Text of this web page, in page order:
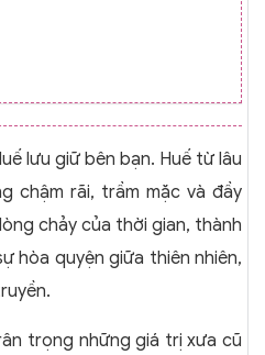
lưu giữ bên bạn. Huế từ lâu
chậm rãi, trầm mặc và đầy
chảy của thời gian, thành
hòa quyện giữa thiên nhiên,
trọng những giá trị xưa cũ